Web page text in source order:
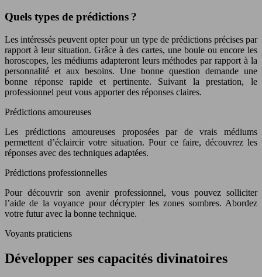
Quels types de prédictions ?
Les intéressés peuvent opter pour un type de prédictions précises par
rapport à leur situation. Grâce à des cartes, une boule ou encore les
horoscopes, les médiums adapteront leurs méthodes par rapport à la
personnalité et aux besoins. Une bonne question demande une
bonne réponse rapide et pertinente. Suivant la prestation, le
professionnel peut vous apporter des réponses claires.
Prédictions amoureuses
Les prédictions amoureuses proposées par de vrais médiums
permettent d’éclaircir votre situation. Pour ce faire, découvrez les
réponses avec des techniques adaptées.
Prédictions professionnelles
Pour découvrir son avenir professionnel, vous pouvez solliciter
l’aide de la voyance pour décrypter les zones sombres. Abordez
votre futur avec la bonne technique.
Voyants praticiens
Développer ses capacités divinatoires